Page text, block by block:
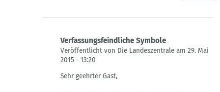
Verfassungsfeindliche Symbole
Veröffentlicht von Die Landeszentrale am 29. Mai
2015 - 13:20
auf
Sehr geehrter Gast,